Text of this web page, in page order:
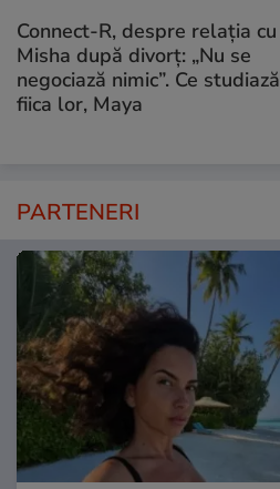
Connect-R, despre relația cu
Misha după divorț: „Nu se
negociază nimic”. Ce studiază
fiica lor, Maya
PARTENERI